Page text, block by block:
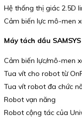
Hệ thống thị giác 2.5D
Cảm biến lực mô-men
Máy tách dầu SAMSYS
Cảm biến lực/mô-men
Tua vít cho robot từ
Tua vít robot đa chức
Robot vạn năng
Robot cộng tác của